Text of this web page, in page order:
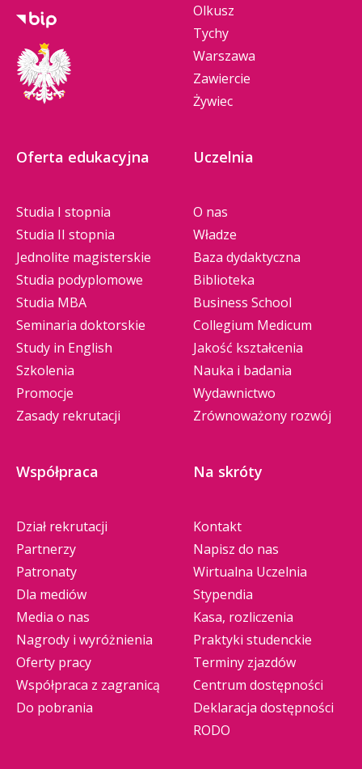
Olkusz
Tychy
Warszawa
Zawiercie
Żywiec
Oferta edukacyjna
Studia I stopnia
Studia II stopnia
Jednolite magisterskie
Studia podyplomowe
Studia MBA
Seminaria doktorskie
Study in English
Szkolenia
Promocje
Zasady rekrutacji
Uczelnia
O nas
Władze
Baza dydaktyczna
Biblioteka
Business School
Collegium Medicum
Jakość kształcenia
Nauka i badania
Wydawnictwo
Zrównoważony rozwój
Współpraca
Dział rekrutacji
Partnerzy
Patronaty
Dla mediów
Media o nas
Nagrody i wyróżnienia
Oferty pracy
Współpraca z zagranicą
Do pobrania
Na skróty
Kontakt
Napisz do nas
Wirtualna Uczelnia
Stypendia
Kasa, rozliczenia
Praktyki studenckie
Terminy zjazdów
Centrum dostępności
Deklaracja dostępności
RODO